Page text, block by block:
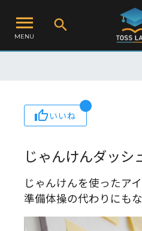
MENU
いいね
じゃんけんダッシ
じゃんけんを使ったアイ
準備体操の代わりにもな